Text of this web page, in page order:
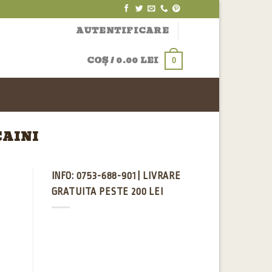
AUTENTIFICARE
COȘ /0.00 LEI 0
INFO: 0753-688-901 | LIVRARE
GRATUITA PESTE 200 LEI